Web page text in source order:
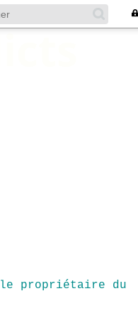
propriétaire du